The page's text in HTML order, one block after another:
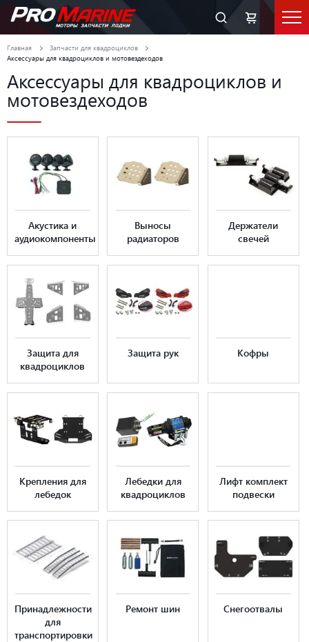
Главная
Запчасти для квадроциклов
Аксессуары для квадроциклов и мотовездеходов
Аксессуары для квадроциклов и
мотовездеходов
Акустика и
аудиокомпоненты
Выносы
радиаторов
Держатели
свечей
Защита для
квадроциклов
Защита рук Кофры
Крепления для
лебедок
Лебедки для
квадроциклов
Лифт комплект
подвески
Принадлежности
для
транспортировки
Ремонт шин Снегоотвалы